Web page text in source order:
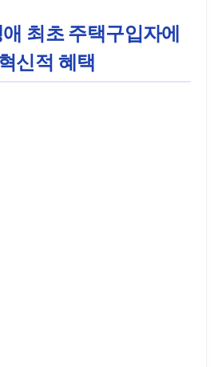
최초 주택구입자에
신적 혜택